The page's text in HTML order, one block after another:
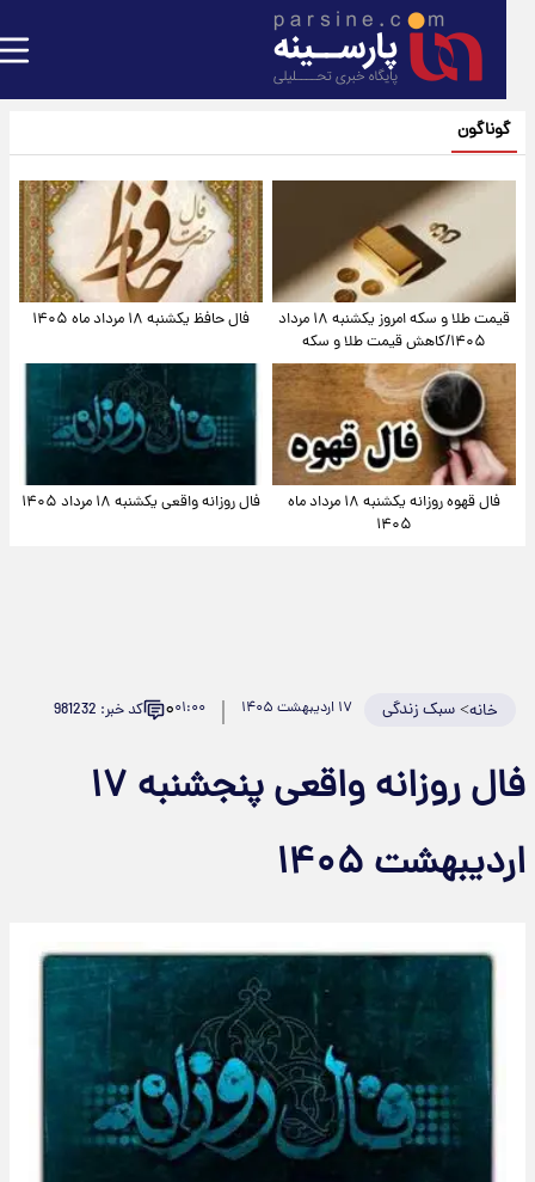
گوناگون
قیمت طلا و سکه امروز یکشنبه ۱۸ مرداد
۱۴۰۵/کاهش قیمت طلا و سکه
فال حافظ یکشنبه ۱۸ مرداد ماه ۱۴۰۵
فال قهوه روزانه یکشنبه ۱۸ مرداد ماه
۱۴۰۵
فال روزانه واقعی یکشنبه ۱۸ مرداد ۱۴۰۵
خانه>سبک زندگی ۰۱:۰۰۰ کد خبر: 981232
فال روزانه واقعی پنجشنبه ۱۷
۱۴۰۵